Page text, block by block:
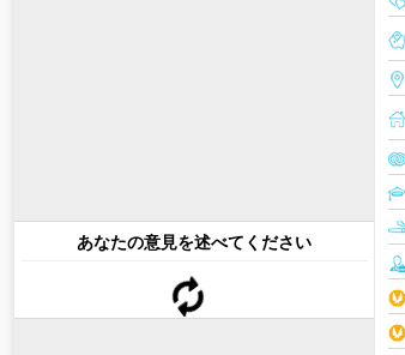
あなたの意見を述べてください